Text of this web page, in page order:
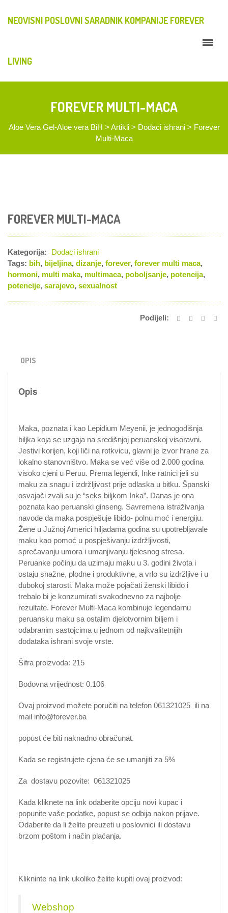
NEOVISNI POSLOVNI SARADNIK KOMPANIJE FOREVER
LIVING
FOREVER MULTI-MACA
Aloe Vera Gel-Aloe vera BiH > Artikli> Dodaci ishrani> Forever
Multi-Maca
FOREVER MULTI-MACA
Kategorija:
Dodaci ishrani
Tags: bih, bijeljina, dizanje, forever, forever multi maca,
hormoni, multi maka, multimaca, poboljsanje, potencija,
potencije, sarajevo, sexualnost
Podijeli:
OPIS
Opis
Maka, poznata i kao Lepidium Meyenii, je jednogodišnja
biljka koja se uzgaja na središnjoj peruanskoj visoravni.
Jestivi korijen, koji liči na rotkvicu, glavni je izvor hrane za
lokalno stanovništvo. Maka se već više od 2.000 godina
visoko cjeni u Peruu. Prema legendi, Inke ratnici jeli su
maku za snagu i izdržljivost prije odlaska u bitku. Španski
osvajači zvali su je “seks biljkom Inka”. Danas je ona
poznata kao peruanski ginseng. Savremena istraživanja
navode da maka pospješuje libido- polnu moć i energiju.
Žene u Južnoj Americi hiljadama godina su upotrebljavale
maku kao pomoć u pospješivanju izdržljivosti,
sprečavanju umora i umanjivanju tjelesnog stresa.
Peruanke počinju da uzimaju maku u 3. godini života i
ostaju snažne, plodne i produktivne, a vrlo su izdržljive i u
dubokoj starosti. Maka može pojačati ženski libido i
trebalo bi je konzumirati svakodnevno za najbolje
rezultate. Forever Multi-Maca kombinuje legendarnu
peruansku maku sa ostalim djelotvornim biljem i
odabranim sastojcima u jednom od najkvalitetnijih
dodataka ishrani svoje vrste.
Šifra proizvoda: 215
Bodovna vrijednost: 0.106
Ovaj proizvod možete poručiti na telefon 061321025 ili na
mail info@forever.ba
popust će biti naknadno obračunat.
Kada se registrujete cjena će se umanjiti za 5%
Za dostavu pozovite: 061321025
Kada kliknete na link odaberite opciju novi kupac i
popunite vaše podatke, popust se odbija nakon prijave.
Odaberite da li želite preuzeti u poslovnici ili dostavu
brzom poštom i način plaćanja.
Klikninte na link ukoliko želite kupiti ovaj proizvod:
Webshop